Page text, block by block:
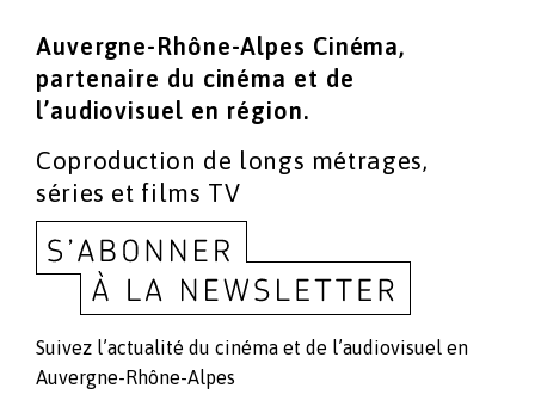
Auvergne-Rhône-Alpes Cinéma,
partenaire du cinéma et de
l’audiovisuel en région.
Coproduction de longs métrages,
séries et films TV
Suivez l’actualité du cinéma et de l’audiovisuel en
Auvergne-Rhône-Alpes